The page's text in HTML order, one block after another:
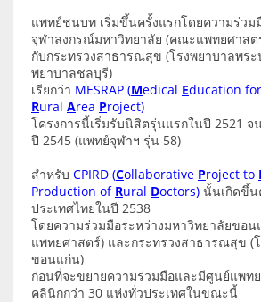
แพทย์ชนบท เริ่มขึ้นครั้งแรกโดยความร่วม
จุฬาลงกรณ์มหาวิทยาลัย (คณะแพทยศาสต
กับกระทรวงสาธารณสุข (โรงพยาบาลพระ
พยาบาลชลบุรี)
เรียกว่า MESRAP (Medical Education for
Rural Area Project)
โครงการนี้เริ่มรับนิสิตรุ่นแรกในปี 2521 จ
ปี 2545 (แพทย์จุฬาฯ รุ่น 58)
สำหรับ CPIRD (Collaborative Project to I
Production of Rural Doctors) นั้นเกิดขึ้น
ประเทศไทยในปี 2538
โดยความร่วมมือระหว่างมหาวิทยาลัยขอ
แพทยศาสตร์) และกระทรวงสาธารณสุข (
ขอนแก่น)
ก่อนที่จะขยายความร่วมมือและมีศูนย์แพท
คลินิกกว่า 30 แห่งทั่วประเทศในขณะนี้